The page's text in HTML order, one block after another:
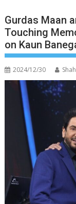
Gurdas Maan
Touching
on Kaun
2024/12/30